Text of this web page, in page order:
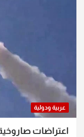
عربية ودولية
اعتراضات